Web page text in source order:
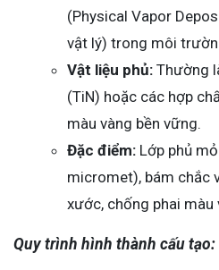
(Physical Vapor
vật lý) trong môi
Vật liệu phủ: Thường
(TiN) hoặc các hợp
màu vàng bền vững.
Đặc điểm: Lớp phủ
micromet), bám chắc
xước, chống phai
Quy trình hình thành cấu tạo: